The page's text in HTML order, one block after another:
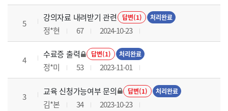
5
강의자료 내려받기 관련 답변(1) 처리완료
정*현 67 2024-10-23
4
수료증 출력 답변(1) 처리완료
정*미 53 2023-11-01
3
교육 신청가능여부 문의 답변(1) 처리완료
김*본 34 2023-10-23